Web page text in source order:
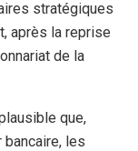
stratégiques
après la reprise
de la
que,
les